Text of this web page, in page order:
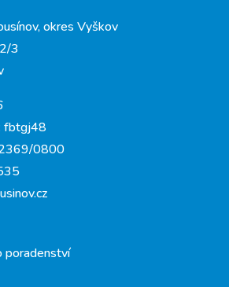
okres Vyškov
3
fbtgj48
0800
poradenství